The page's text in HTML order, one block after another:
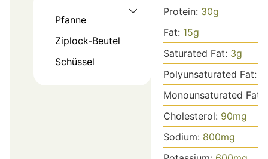
Pfanne
Ziplock-Beutel
Schüssel
Protein: 30g
Fat: 15g
Saturated Fat: 3g
Polyunsaturated Fat:
Monounsaturated Fat:
Cholesterol: 90mg
Sodium: 800mg